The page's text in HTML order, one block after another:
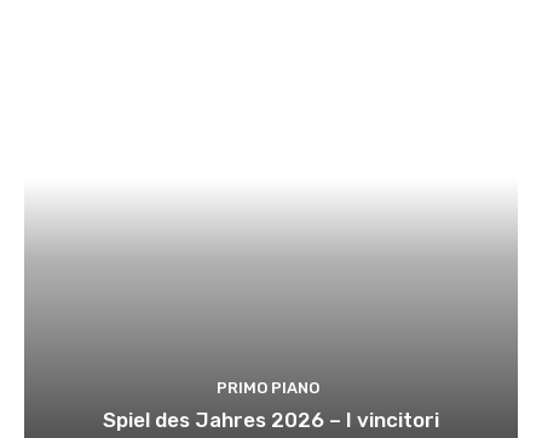
PRIMO PIANO
Spiel des Jahres 2026 – I vincitori